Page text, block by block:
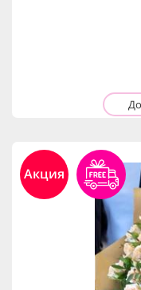
Акция